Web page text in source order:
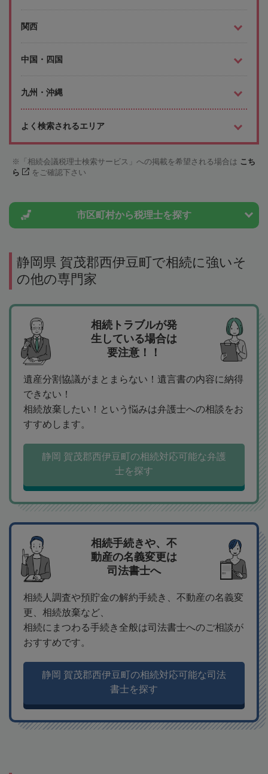
関西
中国・四国
九州・沖縄
よく検索されるエリア
「相続会議税理士検索サービス」への掲載を希望される場合は こち
ら
をご確認下さい
市区町村から税理士を探す
静岡県 賀茂郡西伊豆町で相続に強いそ
の他の専門家
相続トラブルが発
生している場合は
要注意！！
遺産分割協議がまとまらない！遺言書の内容に納得
できない！
相続放棄したい！という悩みは弁護士への相談をお
すすめします。
静岡 賀茂郡西伊豆町の相続対応可能な弁護
士を探す
相続手続きや、不
動産の名義変更は
司法書士へ
相続人調査や預貯金の解約手続き、不動産の名義変
更、相続放棄など、
相続にまつわる手続き全般は司法書士へのご相談が
おすすめです。
静岡 賀茂郡西伊豆町の相続対応可能な司法
書士を探す